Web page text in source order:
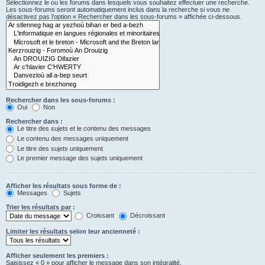
Sélectionnez le ou les forums dans lesquels vous souhaitez effectuer une recherche.
Les sous-forums seront automatiquement inclus dans la recherche si vous ne
désactivez pas l’option « Rechercher dans les sous-forums » affichée ci-dessous.
Rechercher dans les sous-forums :
Oui
Non
Rechercher dans :
Le titre des sujets et le contenu des messages
Le contenu des messages uniquement
Le titre des sujets uniquement
Le premier message des sujets uniquement
Afficher les résultats sous forme de :
Messages
Sujets
Trier les résultats par :
Croissant
Décroissant
Limiter les résultats selon leur ancienneté :
Afficher seulement les premiers :
Saisissez « 0 » pour afficher le message dans son intégralité.